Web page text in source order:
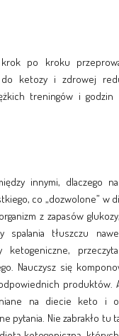
po kroku
do ketozy i zdrowej
treningów i godzin
innymi, dlaczego
co „dozwolone” w
z zapasów
spalania tłuszczu
ketogeniczne,
Nauczysz się
produktów.
na diecie keto i
pytania. Nie zabrakło tu